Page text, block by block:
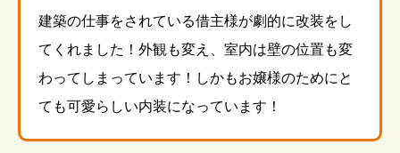
建築の仕事をされている借主様が劇的に改装をし
てくれました！外観も変え、室内は壁の位置も変
わってしまっています！しかもお嬢様のためにと
ても可愛らしい内装になっています！